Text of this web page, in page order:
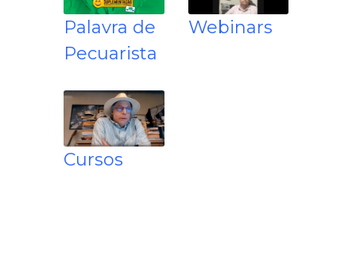
Palavra de
Pecuarista
Webinars
Cursos